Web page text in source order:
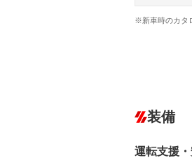
※新車時のカタ
装備
運転支援